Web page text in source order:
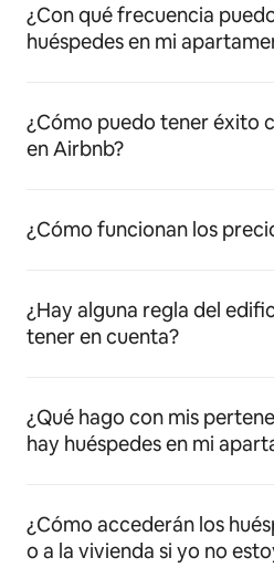
¿Con qué frecuencia
huéspedes en mi
¿Cómo puedo tener éxito
en Airbnb?
¿Cómo funcionan los
¿Hay alguna regla del
tener en cuenta?
¿Qué hago con mis
hay huéspedes en mi
¿Cómo accederán los
o a la vivienda si yo no